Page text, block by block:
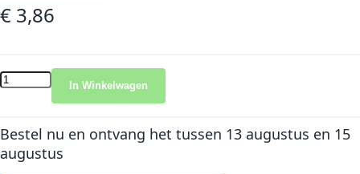
€ 3,86
In Winkelwagen
Bestel nu en ontvang het tussen 13 augustus en 15
augustus